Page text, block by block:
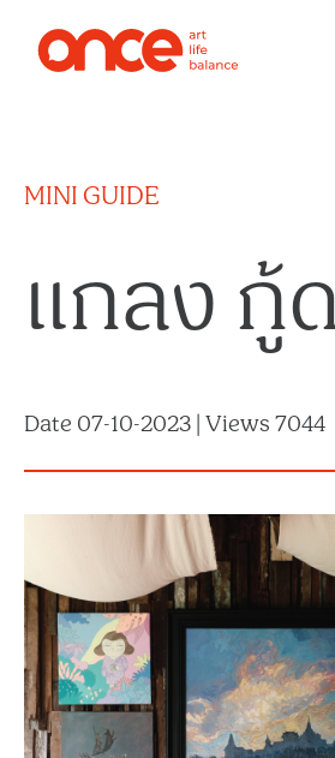
MINI GUIDE
แกลง กู้
Date 07-10-2023 | Views 7044